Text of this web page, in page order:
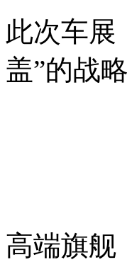
此次车展
盖”的战
高端旗舰